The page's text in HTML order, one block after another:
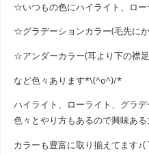
☆いつもの色にハイライト、ロ
☆グラデーションカラー(毛先に
☆アンダーカラー(耳より下の襟
など色々あります*\(^o^)/*
ハイライト、ローライト、グラ
色々とやり方もあるので興味あ
カラーも豊富に取り揃えてます